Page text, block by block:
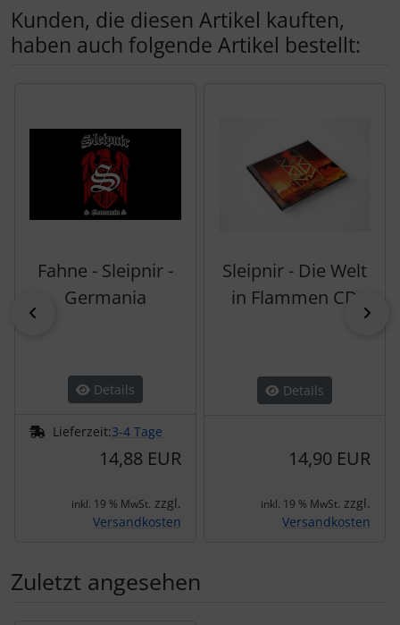
Kunden, die diesen Artikel kauften,
haben auch folgende Artikel bestellt:
Fahne - Sleipnir -
Germania
Details
Lieferzeit:3-4 Tage
14,88 EUR
inkl. 19 % MwSt. zzgl.
Versandkosten
Sleipnir - Die Welt
in Flammen CD
Details
14,90 EUR
inkl. 19 % MwSt. zzgl.
Versandkosten
Zuletzt angesehen